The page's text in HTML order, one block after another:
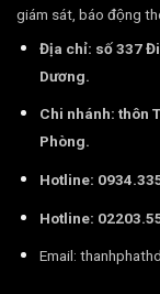
giám sát, báo động
Địa chỉ: số 337
Dương.
Chi nhánh: thôn
Phòng.
Hotline:
Hotline:
Email: